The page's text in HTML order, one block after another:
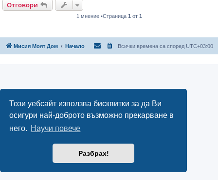
Този уебсайт използва бисквитки за да Ви
осигури най-доброто възможно прекарване в
него. Научи повече
Разбрах!
Отговори
1 мнение •Страница 1 от 1
Мисия Моят Дом Начало Всички времена са според UTC+03:00